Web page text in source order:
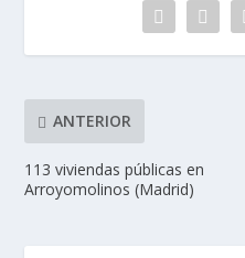
ANTERIOR
113 viviendas públicas en
Arroyomolinos (Madrid)